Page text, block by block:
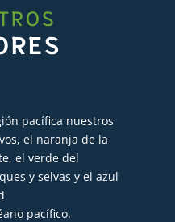
pacífica nuestros
el naranja de la
el verde del
y selvas y el azul
pacífico.